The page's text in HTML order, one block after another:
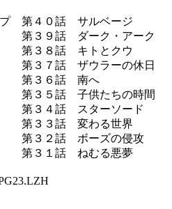
第４０話 サルベージ
話 ダーク・アーク
第３８話 キトとクウ
第３７話 ザウラーの休日
第３６話 南へ
３５話 子供たちの時間
３４話 スターソード
３話 変わる世界
２話 ボーズの侵攻
１話 ねむる悪夢